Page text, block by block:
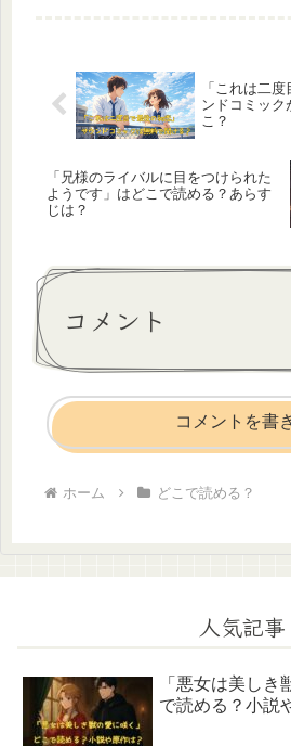
弘幸が描く“
魅力を知りた
「これは二
ンドコミック
こ？
「兄様のライバルに目をつけられた
ようです」はどこで読める？あらす
じは？
コメント
コメントを書
ホーム どこで読める？
人気記事
「悪女は美しき
で読める？小説